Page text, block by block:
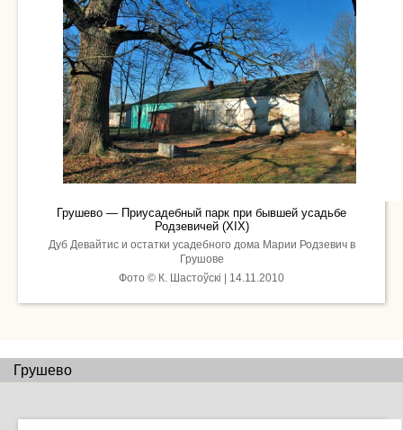
Грушево — Приусадебный парк при бывшей усадьбе
Родзевичей (XIX)
Дуб Девайтис и остатки усадебного дома Марии Родзевич в
Грушове
Фото © К. Шастоўскі | 14.11.2010
Грушево